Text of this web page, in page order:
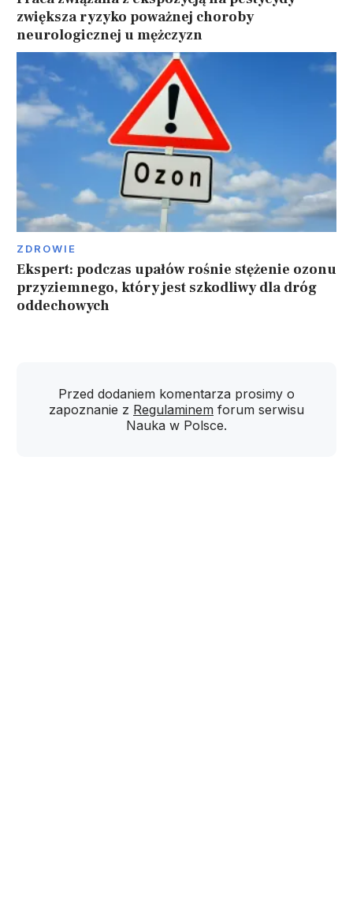
zwiększa ryzyko poważnej choroby
neurologicznej u mężczyzn
ZDROWIE
Ekspert: podczas upałów rośnie stężenie ozonu
przyziemnego, który jest szkodliwy dla dróg
oddechowych
Przed dodaniem komentarza prosimy o
zapoznanie z Regulaminem forum serwisu
Nauka w Polsce.